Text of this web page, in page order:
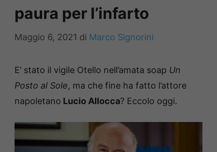
paura per l’infarto
Maggio 6, 2021 di Marco Signorini
E’ stato il vigile Otello nell’amata soap Un
Posto al Sole, ma che fine ha fatto l’attore
napoletano Lucio Allocca? Eccolo oggi.